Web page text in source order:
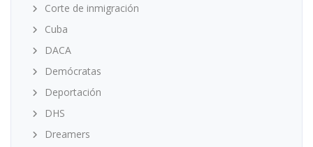
Corte de inmigración
Cuba
DACA
Demócratas
Deportación
DHS
Dreamers